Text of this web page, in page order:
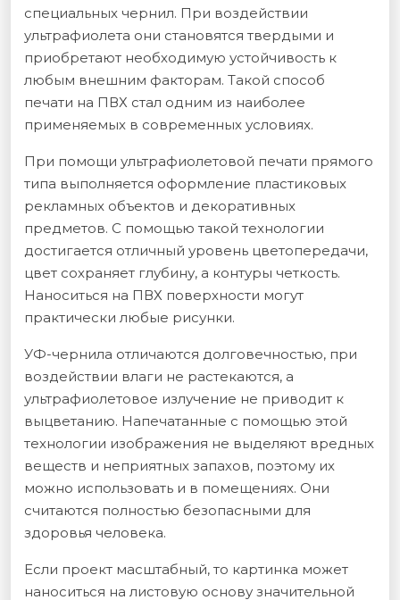
специальных чернил. При воздействии
ультрафиолета они становятся твердыми и
приобретают необходимую устойчивость к
любым внешним факторам. Такой способ
печати на ПВХ стал одним из наиболее
применяемых в современных условиях.
При помощи ультрафиолетовой печати прямого
типа выполняется оформление пластиковых
рекламных объектов и декоративных
предметов. С помощью такой технологии
достигается отличный уровень цветопередачи,
цвет сохраняет глубину, а контуры четкость.
Наноситься на ПВХ поверхности могут
практически любые рисунки.
УФ-чернила отличаются долговечностью, при
воздействии влаги не растекаются, а
ультрафиолетовое излучение не приводит к
выцветанию. Напечатанные с помощью этой
технологии изображения не выделяют вредных
веществ и неприятных запахов, поэтому их
можно использовать и в помещениях. Они
считаются полностью безопасными для
здоровья человека.
Если проект масштабный, то картинка может
наноситься на листовую основу значительной